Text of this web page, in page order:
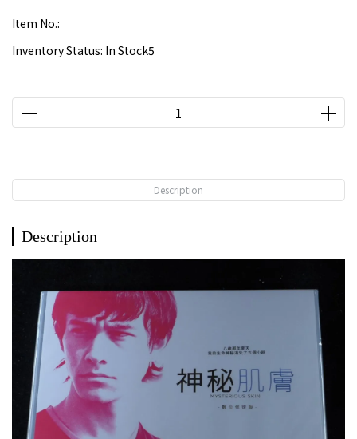
Item No.:
Inventory Status: In Stock5
Description
Description